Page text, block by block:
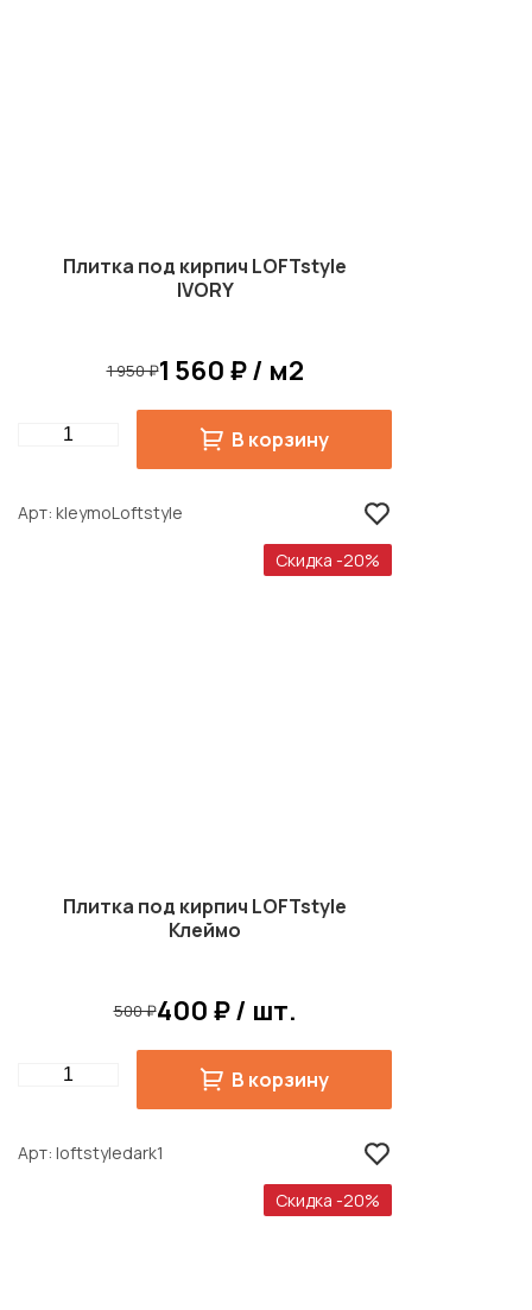
Плитка под кирпич LOFTstyle
IVORY
1 950 ₽1 560 ₽ / м2
Quantity В корзину
Арт kleymoLoftstyle
Скидка -20%
Плитка под кирпич LOFTstyle
Клеймо
500 ₽400 ₽ / шт.
Quantity В корзину
Арт loftstyledark1
Скидка -20%